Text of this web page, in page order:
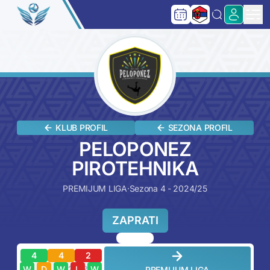
KLUB PROFIL SEZONA PROFIL
PELOPONEZ
PIROTEHNIKA
PREMIJUM LIGA·Sezona 4 - 2024/25
ZAPRATI
4 4 2